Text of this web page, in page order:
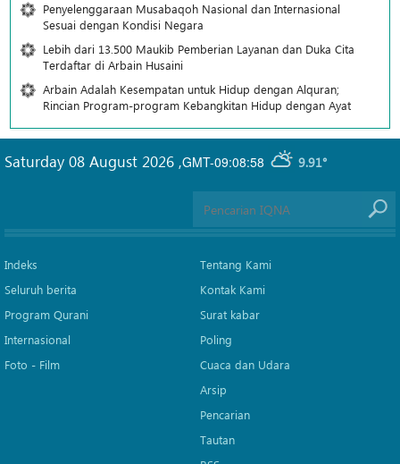
Penyelenggaraan Musabaqoh Nasional dan Internasional
Sesuai dengan Kondisi Negara
Lebih dari 13.500 Maukib Pemberian Layanan dan Duka Cita
Terdaftar di Arbain Husaini
Arbain Adalah Kesempatan untuk Hidup dengan Alquran;
Rincian Program-program Kebangkitan Hidup dengan Ayat
GMT-09:08:58 9.91°
Saturday 08 August 2026 ,
Indeks
Seluruh berita
Program Qurani
Internasional
Foto - Film
Tentang Kami
Kontak Kami
Surat kabar
Poling
Cuaca dan Udara
Arsip
Pencarian
Tautan